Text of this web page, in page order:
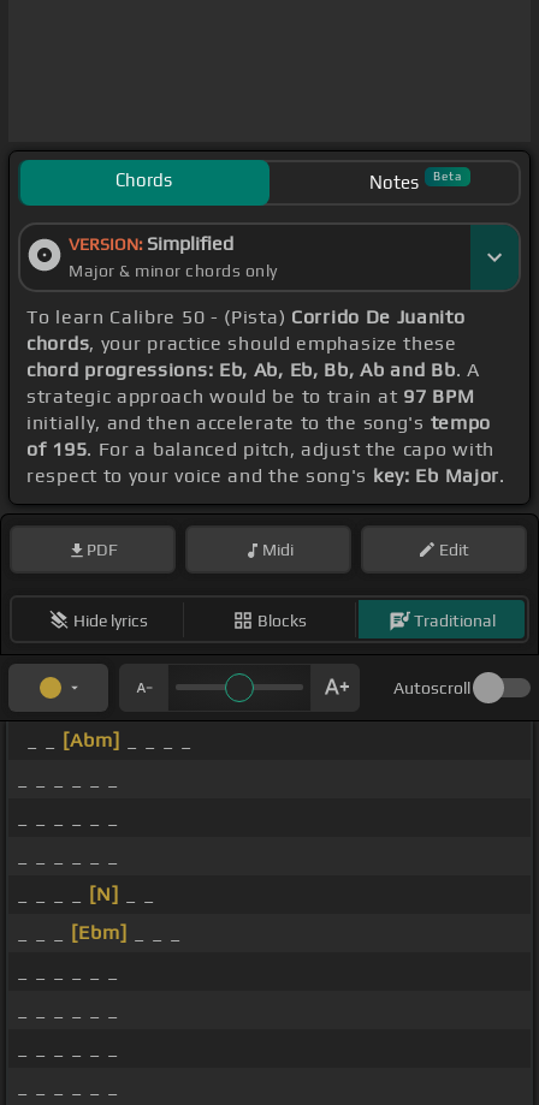
Chords Notes Beta
VERSION: Simplified
Major & minor chords only
To learn Calibre 50 - (Pista) Corrido De Juanito
chords, your practice should emphasize these
chord progressions: Eb, Ab, Eb, Bb, Ab and Bb. A
strategic approach would be to train at 97 BPM
initially, and then accelerate to the song's tempo
of 195. For a balanced pitch, adjust the capo with
respect to your voice and the song's key: Eb Major.
PDF Midi Edit
Hide lyrics Blocks Traditional
Autoscroll
[Abm]
[N]
[Ebm]